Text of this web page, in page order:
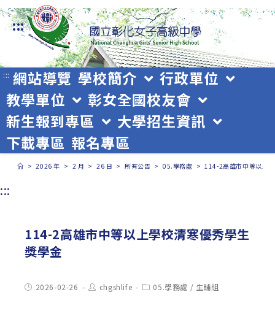
跳
轉
至
主
要
內
容
:::
::: 網站導覽 學校簡介
行政單位
教學單位
彰女全國校友會
新生報到專區
大學招生資訊
下載專區 報名專區
> 2026 年 > 2 月 > 26 日 > 所有公告 > 05.學務處 > 114-2高雄市中等以上
:::
114-2高雄市中等以上學校清寒優秀學生
獎學金
Post2026-02-26
Post
author:
chgshlife
Post05.學務處 / 生輔組